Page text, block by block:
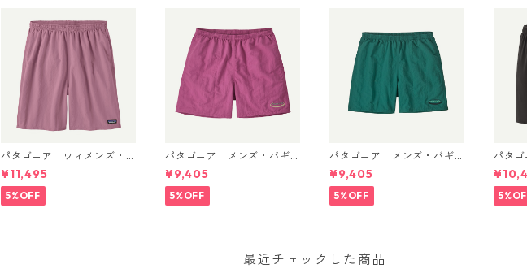
パタゴニア ウィメンズ・
バギーズ・ロング Light Vio
let 57035 Patagonia Wom
en's Baggies™ Longs 日本
正規品
¥11,495
5%OFF
パタゴニア メンズ・バギ
ーズ・ショーツ ５インチ 5
7022 (カラー '95 Oval Lo
go: Faded Magenta)
¥9,405
5%OFF
パタゴニア メンズ・バギ
ーズ・ショーツ ５インチ 5
7022 '95 Oval Logo: Gem
Green 日本正規品
¥9,405
5%OFF
パタ
チ・ト
６インチ
最近チェックした商品